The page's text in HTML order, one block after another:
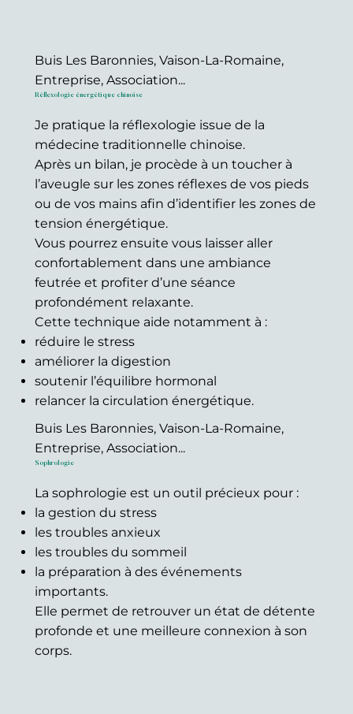
Buis Les Baronnies, Vaison-La-Romaine,
Entreprise, Association...
Réflexologie énergétique chinoise
Je pratique la réflexologie issue de la
médecine traditionnelle chinoise.
Après un bilan, je procède à un toucher à
l’aveugle sur les zones réflexes de vos pieds
ou de vos mains afin d’identifier les zones de
tension énergétique.
Vous pourrez ensuite vous laisser aller
confortablement dans une ambiance
feutrée et profiter d’une séance
profondément relaxante.
Cette technique aide notamment à :
réduire le stress
améliorer la digestion
soutenir l’équilibre hormonal
relancer la circulation énergétique.
Buis Les Baronnies, Vaison-La-Romaine,
Entreprise, Association...
Sophrologie
La sophrologie est un outil précieux pour :
la gestion du stress
les troubles anxieux
les troubles du sommeil
la préparation à des événements
importants.
Elle permet de retrouver un état de détente
profonde et une meilleure connexion à son
corps.